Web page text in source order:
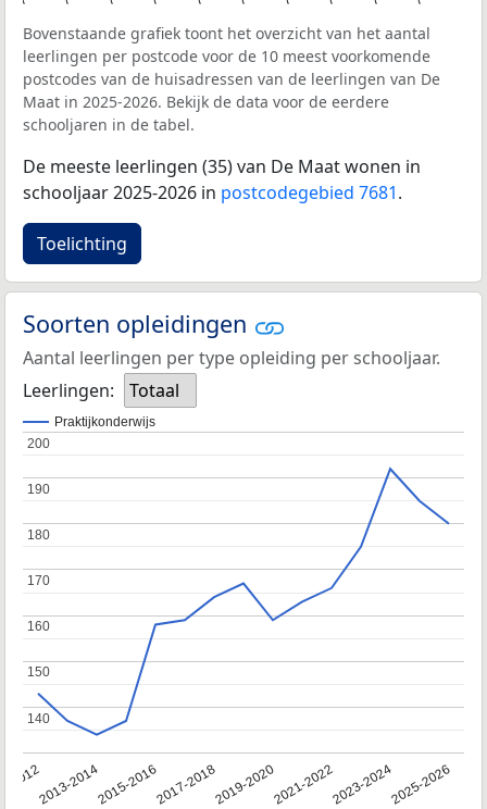
Bovenstaande grafiek toont het overzicht van het aantal
leerlingen per postcode voor de 10 meest voorkomende
postcodes van de huisadressen van de leerlingen van De
Maat in 2025-2026. Bekijk de data voor de eerdere
schooljaren in de tabel.
De meeste leerlingen (35) van De Maat wonen in
schooljaar 2025-2026 in postcodegebied 7681.
Toelichting
Soorten opleidingen
Aantal leerlingen per type opleiding per schooljaar.
Leerlingen:
Totaal
Praktijkonderwijs
20122013-20142015-20162017-20182019-20202021-20222023-20242025-2026
140
140
150
150
160
160
170
170
180
180
190
190
200
200